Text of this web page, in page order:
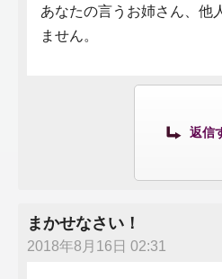
あなたの言うお姉さん、他
ません。
返信
まかせなさい！
2018年8月16日 02:31